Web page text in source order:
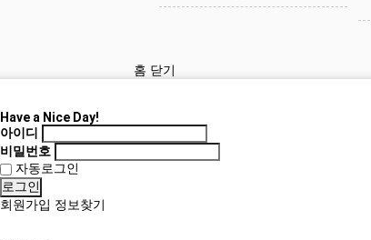
홈 닫기
Have a Nice Day!
아이디
비밀번호
자동로그인
로그인
회원가입 정보찾기